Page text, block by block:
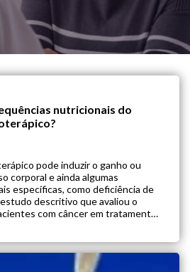
nutricionais do
pode induzir o ganho ou
corporal e ainda algumas
específicas, como deficiência de
descritivo que avaliou o
com câncer em tratamento